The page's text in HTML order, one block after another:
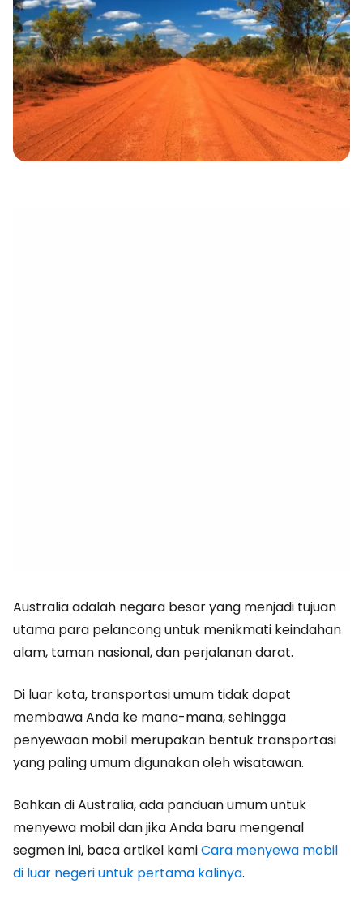
Australia adalah negara besar yang menjadi tujuan
utama para pelancong untuk menikmati keindahan
alam, taman nasional, dan perjalanan darat.
Di luar kota, transportasi umum tidak dapat
membawa Anda ke mana-mana, sehingga
penyewaan mobil merupakan bentuk transportasi
yang paling umum digunakan oleh wisatawan.
Bahkan di Australia, ada panduan umum untuk
menyewa mobil dan jika Anda baru mengenal
segmen ini, baca artikel kamiCara menyewa mobil
di luar negeri untuk pertama kalinya.